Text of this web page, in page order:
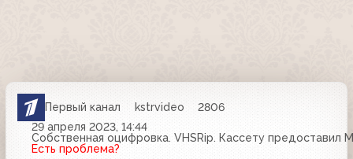
Первый канал kstrvideo
2806
29 апреля 2023, 14:44
Собственная оцифровка. VHSRip. Кассету предоставил
Есть проблема?